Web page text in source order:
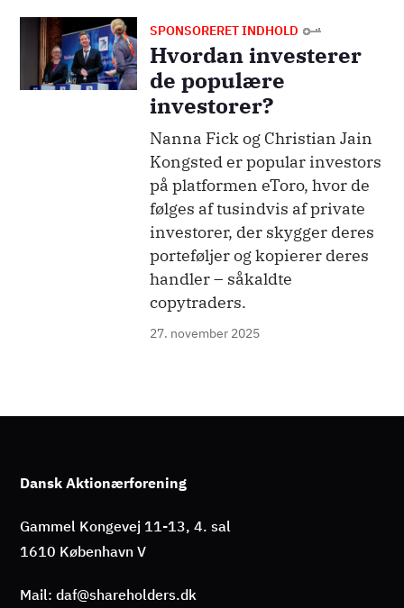
Billede SPONSORERET INDHOLD
Hvordan investerer
de populære
investorer?
Nanna Fick og Christian Jain
Kongsted er popular investors
på platformen eToro, hvor de
følges af tusindvis af private
investorer, der skygger deres
porteføljer og kopierer deres
handler – såkaldte
copytraders.
27. november 2025
Dansk Aktionærforening
Gammel Kongevej 11-13, 4. sal
1610 København V
Mail: daf@shareholders.dk